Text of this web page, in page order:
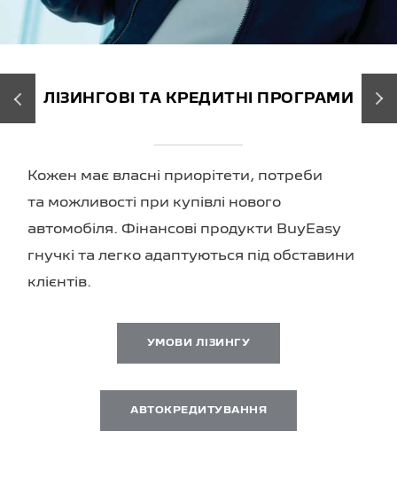
ЛІЗИНГОВІ ТА КРЕДИТНІ ПРОГРАМИ
Кожен має власні приорітети, потреби
та можливості при купівлі нового
автомобіля. Фінансові продукти BuyEasy
гнучкі та легко адаптуються під обставини
клієнтів.
УМОВИ ЛІЗИНГУ
АВТОКРЕДИТУВАННЯ
‹ ›